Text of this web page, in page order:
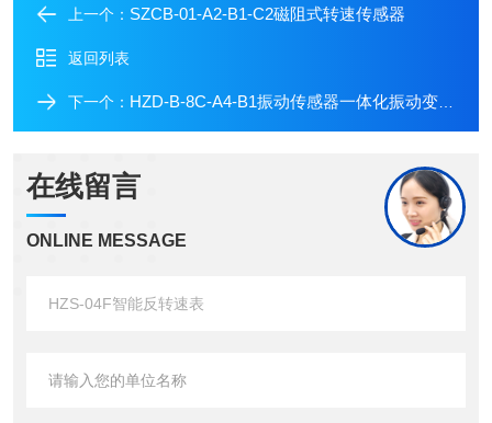
上一个： SZCB-01-A2-B1-C2磁阻式转速传感器
返回列表
下一个： HZD-B-8C-A4-B1振动传感器一体化振动变送器
在线留言
ONLINE MESSAGE